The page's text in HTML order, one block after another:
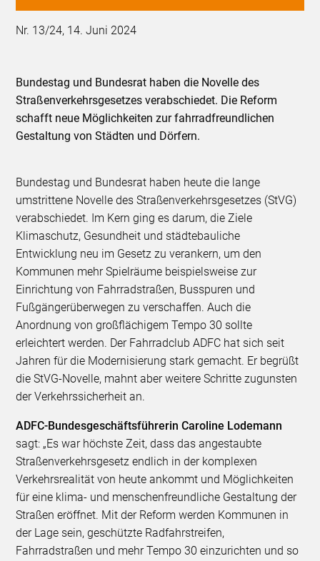
Nr. 13/24, 14. Juni 2024
Bundestag und Bundesrat haben die Novelle des
Straßenverkehrsgesetzes verabschiedet. Die Reform
schafft neue Möglichkeiten zur fahrradfreundlichen
Gestaltung von Städten und Dörfern.
Bundestag und Bundesrat haben heute die lange
umstrittene Novelle des Straßenverkehrsgesetzes (StVG)
verabschiedet. Im Kern ging es darum, die Ziele
Klimaschutz, Gesundheit und städtebauliche
Entwicklung neu im Gesetz zu verankern, um den
Kommunen mehr Spielräume beispielsweise zur
Einrichtung von Fahrradstraßen, Busspuren und
Fußgängerüberwegen zu verschaffen. Auch die
Anordnung von großflächigem Tempo 30 sollte
erleichtert werden. Der Fahrradclub ADFC hat sich seit
Jahren für die Modernisierung stark gemacht. Er begrüßt
die StVG-Novelle, mahnt aber weitere Schritte zugunsten
der Verkehrssicherheit an.
ADFC-Bundesgeschäftsführerin Caroline Lodemann
sagt: „Es war höchste Zeit, dass das angestaubte
Straßenverkehrsgesetz endlich in der komplexen
Verkehrsrealität von heute ankommt und Möglichkeiten
für eine klima- und menschenfreundliche Gestaltung der
Straßen eröffnet. Mit der Reform werden Kommunen in
der Lage sein, geschützte Radfahrstreifen,
Fahrradstraßen und mehr Tempo 30 einzurichten und so